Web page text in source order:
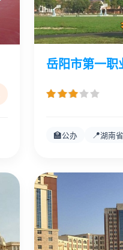
岳阳市第一职
🏫公办 📍湖南